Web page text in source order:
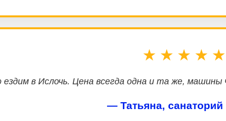
★★★★★
ездим в Ислочь. Цена всегда одна и та же,
— Татьяна, санаторий